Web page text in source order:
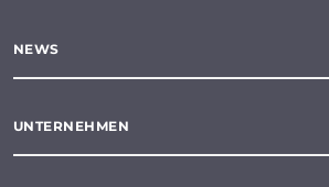
NEWS
UNTERNEHMEN